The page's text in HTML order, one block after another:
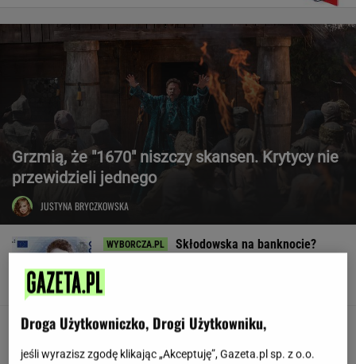
Grzmią, że "1670" niszczy skansen. Krytycy nie
przewidzieli jednego
JUSTYNA BRYCZKOWSKA
Skłodowska na banknocie?
W USA szykują przepis, który może zmienić
Droga Użytkowniczko, Drogi Użytkowniku,
jeśli wyrazisz zgodę klikając „Akceptuję”, Gazeta.pl sp. z o.o.